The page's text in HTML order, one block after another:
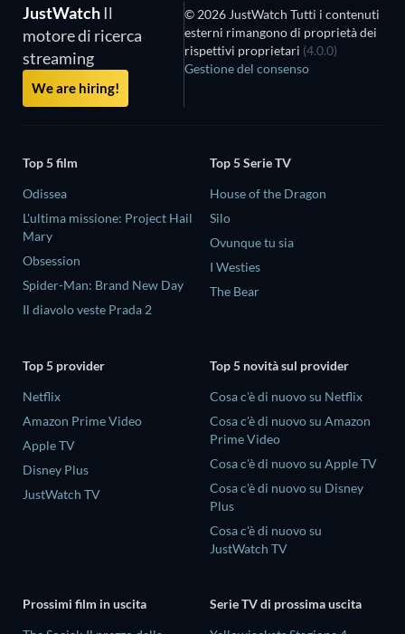
JustWatch Il
motore di ricerca
streaming
We are hiring!
© 2026 JustWatch Tutti i contenuti
esterni rimangono di proprietà dei
rispettivi proprietari (4.0.0)
Gestione del consenso
Top 5 film
Odissea
L'ultima missione: Project Hail
Mary
Obsession
Spider-Man: Brand New Day
Il diavolo veste Prada 2
Top 5 Serie TV
House of the Dragon
Silo
Ovunque tu sia
I Westies
The Bear
Top 5 provider
Netflix
Amazon Prime Video
Apple TV
Disney Plus
JustWatch TV
Top 5 novità sul provider
Cosa c'è di nuovo su Netflix
Cosa c'è di nuovo su Amazon
Prime Video
Cosa c'è di nuovo su Apple TV
Cosa c'è di nuovo su Disney
Plus
Cosa c'è di nuovo su
JustWatch TV
Prossimi film in uscita
Serie TV di prossima uscita